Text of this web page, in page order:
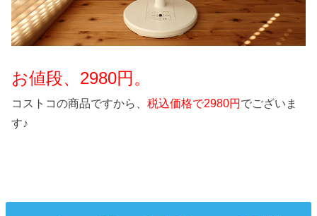
お値段、2980円。
コストコの商品ですから、税込価格で2980円でございま
す♪